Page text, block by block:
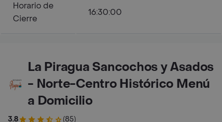
Horario de
Cierre
16:30:00
La Piragua Sancochos y Asados
- Norte-Centro Histórico Menú
a Domicilio
3.8
(85)